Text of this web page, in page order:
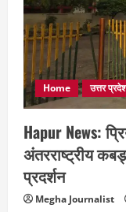
Home उत्तर
Hapur News:
अंतरराष्ट्रीय
प्रदर्शन
Megha Journalist